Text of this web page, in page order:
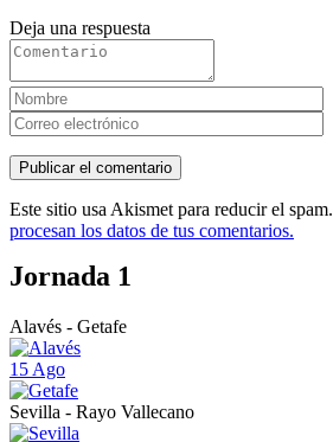
Deja una respuesta
Este sitio usa Akismet para reducir el spam.
procesan los datos de tus comentarios.
Jornada 1
Alavés - Getafe
15 Ago
Sevilla - Rayo Vallecano